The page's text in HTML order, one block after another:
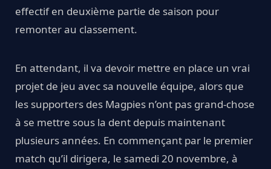
effectif en deuxième partie de saison pour
remonter au classement.
En attendant, il va devoir mettre en place un vrai
projet de jeu avec sa nouvelle équipe, alors que
les supporters des Magpies n’ont pas grand-chose
à se mettre sous la dent depuis maintenant
plusieurs années. En commençant par le premier
match qu’il dirigera, le samedi 20 novembre, à